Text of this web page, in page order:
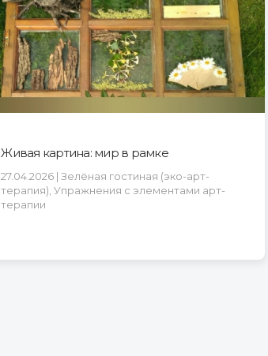
Живая картина: мир в рамке
27.04.2026 | Зелёная гостиная (эко-арт-
терапия), Упражнения с элементами арт-
терапии